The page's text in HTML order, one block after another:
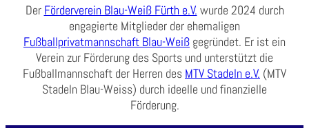
Der Förderverein Blau-Weiß Fürth e.V. wurde 2024 durch
engagierte Mitglieder der ehemaligen
Fußballprivatmannschaft Blau-Weiß gegründet. Er ist ein
Verein zur Förderung des Sports und unterstützt die
Fußballmannschaft der Herren des MTV Stadeln e.V. (MTV
Stadeln Blau-Weiss) durch ideelle und finanzielle
Förderung.